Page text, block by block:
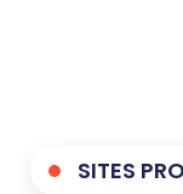
SITES